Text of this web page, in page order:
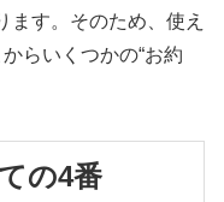
ます。そのため、使え
らいくつかの“お約
の4番